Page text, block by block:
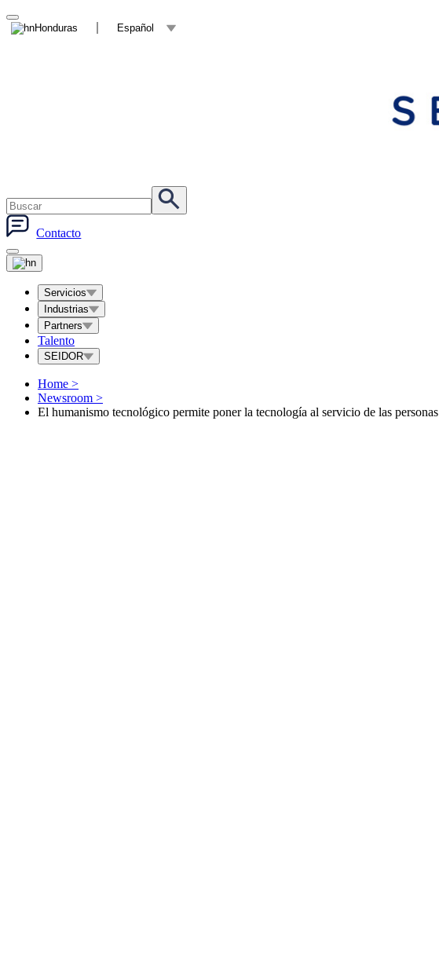
Honduras Español
Contacto
Servicios
Industrias
Partners
Talento
SEIDOR
Home >
Newsroom >
El humanismo tecnológico permite poner la tecnología al servicio de las personas